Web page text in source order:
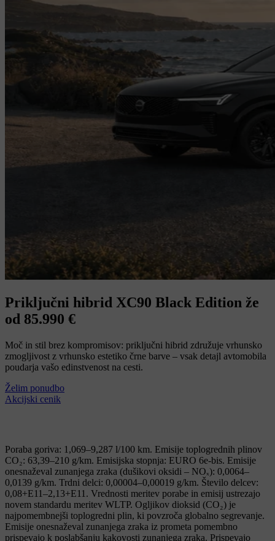
Priključni hibrid XC90 Black Edition že
od 85.990 €
Moč in stil brez kompromisov: priključni hibrid združuje vrhunsko
zmogljivost z vrhunsko estetiko črne barve – vsak detajl avtomobila
poudarja vašo edinstvenost na cesti.
Želim ponudbo
Akcijski cenik
Poraba goriva: 1,069–9,287 l/100 km. Emisije toplogrednih plinov
CO₂: 63,39–210 g/km. Emisijska stopnja: EURO 6e-bis. Emisije
onesnaževal zunanjega zraka (dušikovi oksidi – NOₓ): 0,0064–
0,0139 g/km. Trdni delci: 0,00004–0,00019 g/km. Število delcev:
0,08+E11–2,13+E11. Vrednosti meritev porabe in emisij ustrezajo
novem standardu meritev WLTP. Ogljikov dioksid (CO₂) je
najpomembnejši toplogredni plin, ki povzroča globalno segrevanje.
Emisije onesnaževal zunanjega zraka iz prometa pomembno
prispevajo k poslabšanju kakovosti zunanjega zraka. Prispevajo